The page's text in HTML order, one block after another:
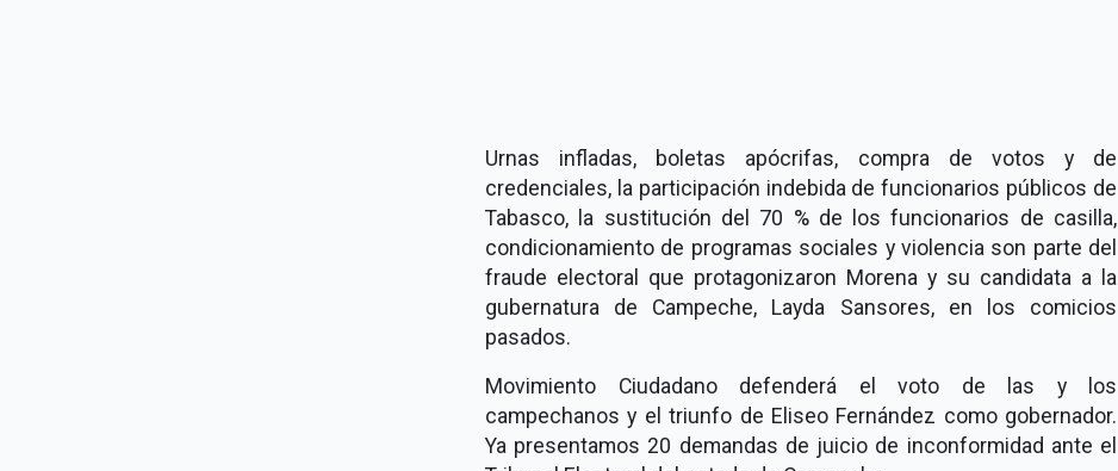
Urnas infladas, boletas apócrifas, compra de votos y de
credenciales, la participación indebida de funcionarios públicos de
Tabasco, la sustitución del 70 % de los funcionarios de casilla,
condicionamiento de programas sociales y violencia son parte del
fraude electoral que protagonizaron Morena y su candidata a la
gubernatura de Campeche, Layda Sansores, en los comicios
pasados.
Movimiento Ciudadano defenderá el voto de las y los
campechanos y el triunfo de Eliseo Fernández como gobernador.
Ya presentamos 20 demandas de juicio de inconformidad ante el